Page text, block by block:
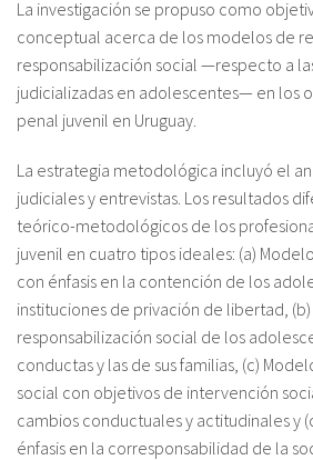
La investigación se propuso como
conceptual acerca de los modelos de
responsabilización social —respecto a
judicializadas en adolescentes— en los
penal juvenil en Uruguay.
La estrategia metodológica incluyó el
judiciales y entrevistas. Los resultados
teórico-metodológicos de los
juvenil en cuatro tipos ideales: (a)
con énfasis en la contención de los
instituciones de privación de libertad,
responsabilización social de los
conductas y las de sus familias, (c)
social con objetivos de intervención
cambios conductuales y actitudinales y
énfasis en la corresponsabilidad de la